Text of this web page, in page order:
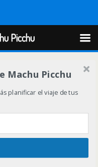
Picchu
Machu Picchu
planificar el viaje de tus
Picchu